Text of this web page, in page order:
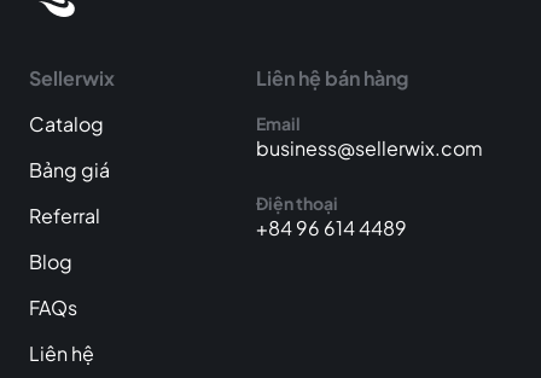
Sellerwix
Catalog
Bảng giá
Referral
Blog
FAQs
Liên hệ
Liên hệ bán hàng
Email
business@sellerwix.com
Điện thoại
+84 96 614 4489